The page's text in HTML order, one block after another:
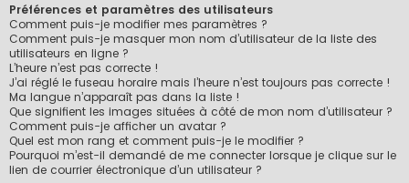
Préférences et paramètres des utilisateurs
Comment puis-je modifier mes paramètres ?
Comment puis-je masquer mon nom d’utilisateur de la liste des
utilisateurs en ligne ?
L’heure n’est pas correcte !
J’ai réglé le fuseau horaire mais l’heure n’est toujours pas correcte !
Ma langue n’apparaît pas dans la liste !
Que signifient les images situées à côté de mon nom d’utilisateur ?
Comment puis-je afficher un avatar ?
Quel est mon rang et comment puis-je le modifier ?
Pourquoi m’est-il demandé de me connecter lorsque je clique sur le
lien de courrier électronique d’un utilisateur ?